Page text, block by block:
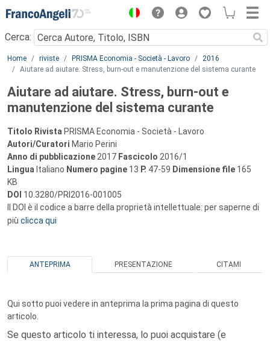
Menu
Cerca:
Main content
Home riviste PRISMA Economia - Società - Lavoro
2016
Aiutare ad aiutare. Stress, burn-out e manutenzione del sistema curante
Aiutare ad aiutare. Stress, burn-out e
manutenzione del sistema curante
Titolo Rivista PRISMA Economia - Società - Lavoro
Autori/Curatori Mario Perini
Anno di pubblicazione 2017 Fascicolo 2016/1
Lingua Italiano Numero pagine 13 P. 47-59 Dimensione file 165
KB
DOI 10.3280/PRI2016-001005
Il DOI è il codice a barre della proprietà intellettuale: per saperne di
più clicca qui
ANTEPRIMA PRESENTAZIONE CITAMI
Qui sotto puoi vedere in anteprima la prima pagina di questo
articolo.
Se questo articolo ti interessa, lo puoi acquistare (e